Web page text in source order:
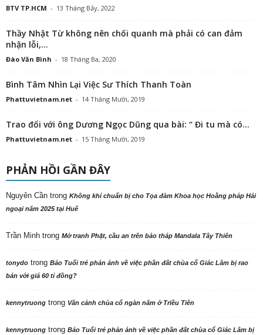
BTV TP.HCM - 13 Tháng Bảy, 2022
Thầy Nhật Từ không nên chối quanh mà phải có can đảm
nhận lỗi,...
Đào Văn Bình - 18 Tháng Ba, 2020
Bình Tâm Nhìn Lại Việc Sư Thích Thanh Toàn
Phattuvietnam.net - 14 Tháng Mười, 2019
Trao đổi với ông Dương Ngọc Dũng qua bài: “ Đi tu mà có...
Phattuvietnam.net - 15 Tháng Mười, 2019
PHẢN HỒI GẦN ĐÂY
Nguyên Cần trong Không khí chuẩn bị cho Tọa đàm Khoa học Hoằng pháp Hải
ngoại năm 2025 tại Huế
Trần Minh trong Mở tranh Phật, cầu an trên bảo tháp Mandala Tây Thiên
tonydo trong Báo Tuổi trẻ phản ảnh về việc phần đất chùa cổ Giác Lâm bị rao
bán với giá 60 tỉ đồng?
kennytruong trong Vãn cảnh chùa cổ ngàn năm ở Triều Tiên
kennytruong trong Báo Tuổi trẻ phản ảnh về việc phần đất chùa cổ Giác Lâm bị